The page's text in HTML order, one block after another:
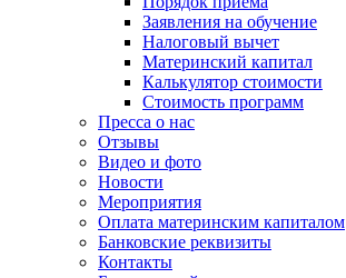
Заявления на обучение
Налоговый вычет
Материнский капитал
Калькулятор стоимости
Стоимость программ
Пресса о нас
Отзывы
Видео и фото
Новости
Мероприятия
Оплата материнским капиталом
Банковские реквизиты
Контакты